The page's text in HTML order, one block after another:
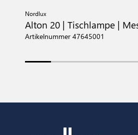
Nordlux
Alton 20 | Tischlampe |
Artikelnummer 47645001